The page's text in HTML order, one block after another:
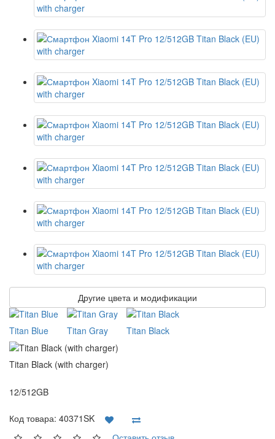
Другие цвета и модификации
Titan Blue Titan Gray Titan Black
Titan Black (with charger)
12/512GB
Код товара: 40371SK